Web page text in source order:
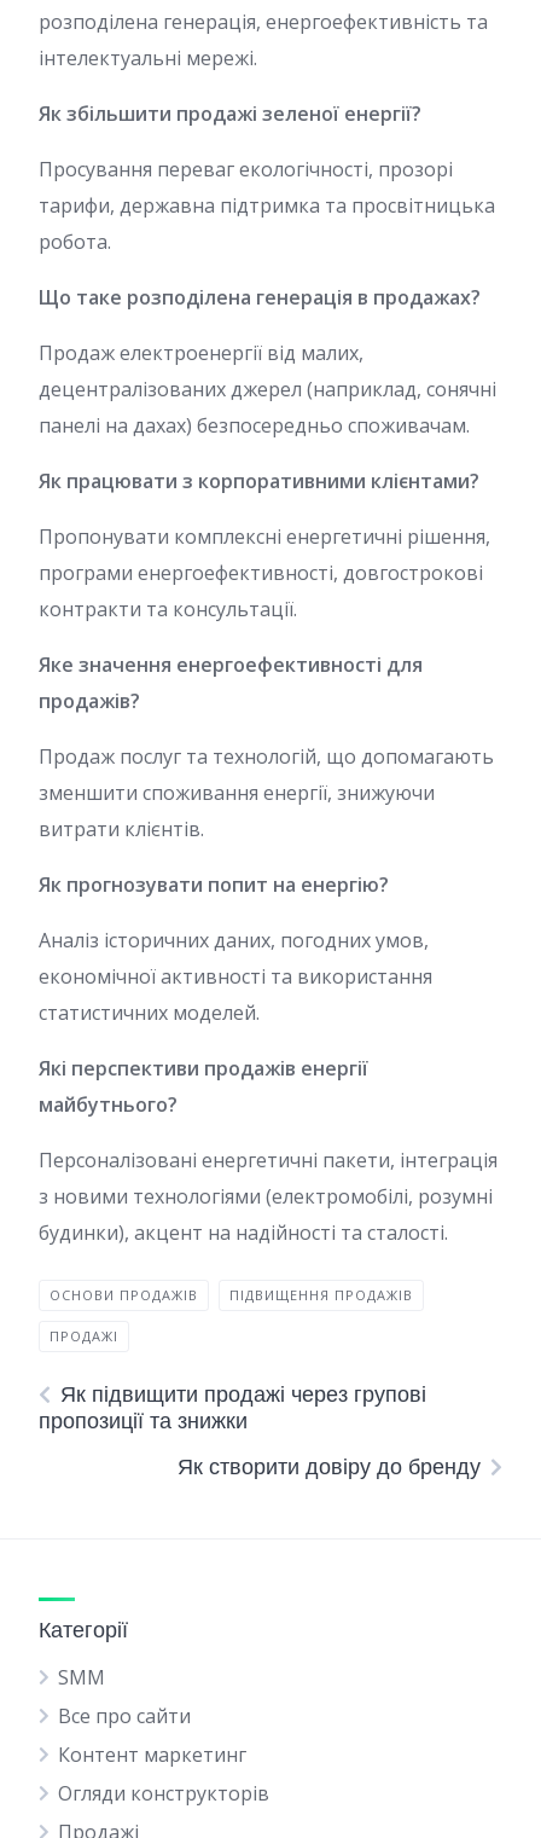
розподілена генерація, енергоефективність та
інтелектуальні мережі.
Як збільшити продажі зеленої енергії?
Просування переваг екологічності, прозорі
тарифи, державна підтримка та просвітницька
робота.
Що таке розподілена генерація в продажах?
Продаж електроенергії від малих,
децентралізованих джерел (наприклад, сонячні
панелі на дахах) безпосередньо споживачам.
Як працювати з корпоративними клієнтами?
Пропонувати комплексні енергетичні рішення,
програми енергоефективності, довгострокові
контракти та консультації.
Яке значення енергоефективності для
продажів?
Продаж послуг та технологій, що допомагають
зменшити споживання енергії, знижуючи
витрати клієнтів.
Як прогнозувати попит на енергію?
Аналіз історичних даних, погодних умов,
економічної активності та використання
статистичних моделей.
Які перспективи продажів енергії
майбутнього?
Персоналізовані енергетичні пакети, інтеграція
з новими технологіями (електромобілі, розумні
будинки), акцент на надійності та сталості.
ОСНОВИ ПРОДАЖІВ ПІДВИЩЕННЯ ПРОДАЖІВ
ПРОДАЖІ
Як підвищити продажі через групові
пропозиції та знижки
Як створити довіру до бренду
Категорії
SMM
Все про сайти
Контент маркетинг
Огляди конструкторів
Продажі